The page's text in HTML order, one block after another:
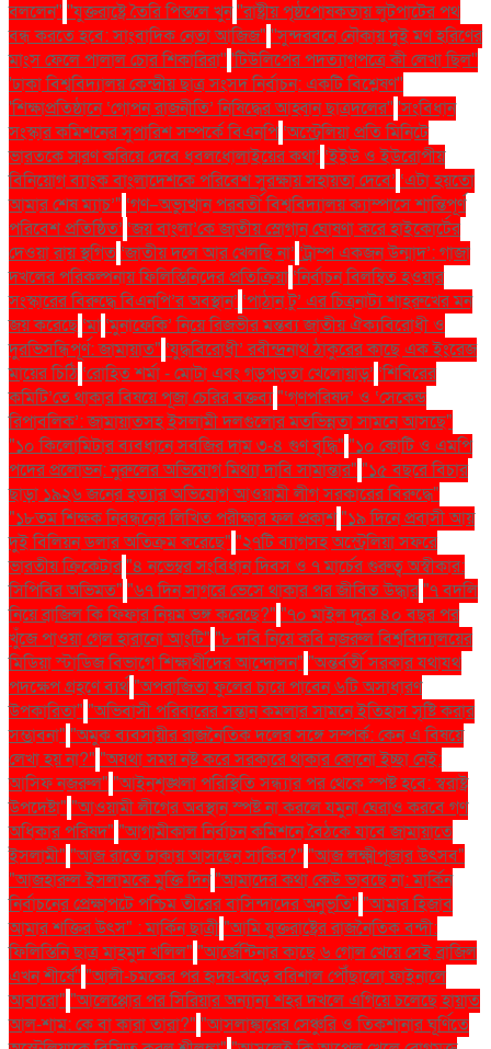
বললেন'' ''যুক্তরাষ্ট্রে তৈরি পিস্তলে খুন''রাষ্ট্রীয় পৃষ্ঠপোষকতায় লুটপাটের পথ
বন্ধ করতে হবে: সাংবাদিক নেতা আজিজ" ''সুন্দরবনে নৌকায় দুই মণ হরিণের
মাংস ফেলে পালাল চোর শিকারিরা'' 'টিউলিপের পদত্যাগপত্রে কী লেখা ছিল''
'ঢাকা বিশ্ববিদ্যালয় কেন্দ্রীয় ছাত্র সংসদ নির্বাচন: একটি বিশ্লেষণ''
'শিক্ষাপ্রতিষ্ঠানে ‘গোপন রাজনীতি’ নিষিদ্ধের আহ্বান ছাত্রদলের'' 'সংবিধান
সংস্কার কমিশনের সুপারিশ সম্পর্কে বিএনপি ‘অস্ট্রেলিয়া প্রতি মিনিটে
ভারতকে স্মরণ করিয়ে দেবে ধবলধোলাইয়ের কথা’ ‘ইইউ ও ইউরোপীয়
বিনিয়োগ ব্যাংক বাংলাদেশকে পরিবেশ সুরক্ষায় সহায়তা দেবে’ ‘এটা হয়তো
আমার শেষ ম্যাচ’" ‘গণ–অভ্যুত্থান পরবর্তী বিশ্ববিদ্যালয় ক্যাম্পাসে শান্তিপূর্ণ
পরিবেশ প্রতিষ্ঠিত’ ‘জয় বাংলা’কে জাতীয় স্লোগান ঘোষণা করে হাইকোর্টের
দেওয়া রায় স্থগিত ‘জাতীয় দলে আর খেলছি না’ ‘ট্রাম্প একজন উন্মাদ’: গাজা
দখলের পরিকল্পনায় ফিলিস্তিনিদের প্রতিক্রিয়া ‘নির্বাচন বিলম্বিত হওয়ার
সংস্কারের বিরুদ্ধে বিএনপি’র অবস্থান’ ‘পাঠান টু’ এর চিত্রনাট্য শাহরুখের মন
জয় করেছে ‘মা ‘মুনাফেকি’ নিয়ে রিজভীর মন্তব্য জাতীয় ঐক্যবিরোধী ও
দুরভিসন্ধিপূর্ণ: জামায়াত" ‘যুদ্ধবিরোধী’ রবীন্দ্রনাথ ঠাকুরের কাছে এক ইংরেজ
মায়ের চিঠি ‘রোহিত শর্মা - মোটা এবং গড়পড়তা খেলোয়াড়’ ‘শিবিরের
কমিটি’তে থাকার বিষয়ে পূজা চেরির বক্তব্য"‘গণপরিষদ’ ও ‘সেকেন্ড
রিপাবলিক’: জামায়াতসহ ইসলামী দলগুলোর মতভিন্নতা সামনে আসছে"
"১০ কিলোমিটার ব্যবধানে সবজির দাম ৩-৪ গুণ বৃদ্ধি" "১০ কোটি ও এমপি
পদের প্রলোভন: নুরুলের অভিযোগ মিথ্যা দাবি সামান্তার" "১৫ বছরে বিচার
ছাড়া ১৯২৬ জনের হত্যার অভিযোগ আওয়ামী লীগ সরকারের বিরুদ্ধে"
"১৮তম শিক্ষক নিবন্ধনের লিখিত পরীক্ষার ফল প্রকাশ"১৯ দিনে প্রবাসী আয়
দুই বিলিয়ন ডলার অতিক্রম করেছে" "২৭টি ব্যাগসহ অস্ট্রেলিয়া সফরে
ভারতীয় ক্রিকেটার"৪ নভেম্বর সংবিধান দিবস ও ৭ মার্চের গুরুত্ব অস্বীকার:
সিপিবির অভিমত" "৬৭ দিন সাগরে ভেসে থাকার পর জীবিত উদ্ধার"৭ বদলি
নিয়ে ব্রাজিল কি ফিফার নিয়ম ভঙ্গ করেছে?" "৭০ মাইল দূরে ৪০ বছর পর
খুঁজে পাওয়া গেল হারানো আংটি" "৮ দবি নিয়ে কবি নজরুল বিশ্ববিদ্যালয়ের
মিডিয়া স্টাডিজ বিভাগে শিক্ষার্থীদের আন্দোলন" "অন্তর্বর্তী সরকার যথাযথ
পদক্ষেপ গ্রহণে ব্যর্থ"অপরাজিতা ফুলের চায়ে পাবেন ৬টি অসাধারণ
উপকারিতা" "অভিবাসী পরিবারের সন্তান কমলার সামনে ইতিহাস সৃষ্টি করার
সম্ভাবনা" "অমুক ব্যবসায়ীর রাজনৈতিক দলের সঙ্গে সম্পর্ক: কেন এ বিষয়ে
লেখা হয় না?" "অযথা সময় নষ্ট করে সরকারে থাকার কোনো ইচ্ছা নেই:
আসিফ নজরুল" "আইনশৃঙ্খলা পরিস্থিতি সন্ধ্যার পর থেকে স্পষ্ট হবে: স্বরাষ্ট্র
উপদেষ্টা" "আওয়ামী লীগের অবস্থান স্পষ্ট না করলে যমুনা ঘেরাও করবে গণ
অধিকার পরিষদ" "আগামীকাল নির্বাচন কমিশনে বৈঠকে যাবে জামায়াতে
ইসলামী" "আজ রাতে ঢাকায় আসছেন সাকিব?" "আজ লক্ষ্মীপূজার উৎসব"
"আজহারুল ইসলামকে মুক্তি দিন"আমাদের কথা কেউ ভাবছে না: মার্কিন
নির্বাচনের প্রেক্ষাপটে পশ্চিম তীরের বাসিন্দাদের অনুভূতি" "আমার হিজাব
আমার শক্তির উৎস" : মার্কিন ছাত্রী"আমি যুক্তরাষ্ট্রের রাজনৈতিক বন্দী:
ফিলিস্তিনি ছাত্র মাহমুদ খলিল" "আর্জেন্টিনার কাছে ৬ গোল খেয়ে সেই ব্রাজিল
এখন শীর্ষে" "আলী-চমকের পর হৃদয়-ঝড়ে বরিশাল পৌঁছালো ফাইনালে
আবারো" "আলেপ্পোর পর সিরিয়ার অন্যান্য শহর দখলে এগিয়ে চলেছে হায়াত
আল-শাম: কে বা কারা তারা?" "আসলাঙ্কারের সেঞ্চুরি ও তিকশানার ঘূর্ণিতে